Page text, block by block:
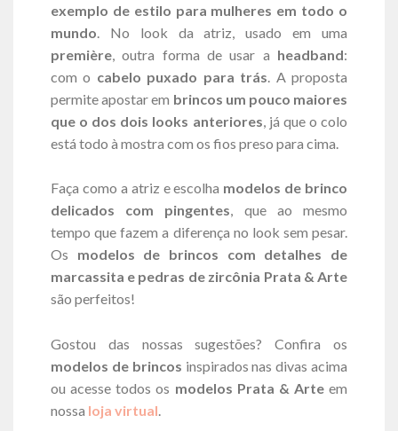
exemplo de estilo para mulheres em todo o
mundo. No look da atriz, usado em uma
première, outra forma de usar a headband:
com o cabelo puxado para trás. A proposta
permite apostar em brincos um pouco maiores
que o dos dois looks anteriores, já que o colo
está todo à mostra com os fios preso para cima.
Faça como a atriz e escolha modelos de brinco
delicados com pingentes, que ao mesmo
tempo que fazem a diferença no look sem pesar.
Os modelos de brincos com detalhes de
marcassita e pedras de zircônia Prata & Arte
são perfeitos!
Gostou das nossas sugestões? Confira os
modelos de brincos inspirados nas divas acima
ou acesse todos os modelos Prata & Arte em
nossa loja virtual.